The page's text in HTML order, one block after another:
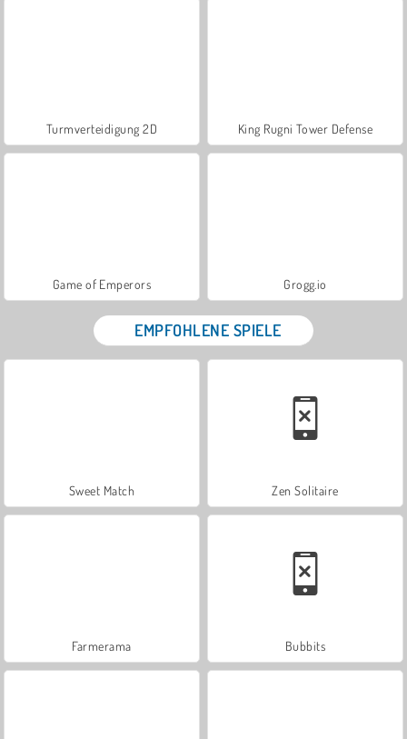
Turmverteidigung 2D King Rugni Tower Defense
Game of Emperors Grogg.io
EMPFOHLENE SPIELE
Sweet Match Zen Solitaire
Farmerama Bubbits